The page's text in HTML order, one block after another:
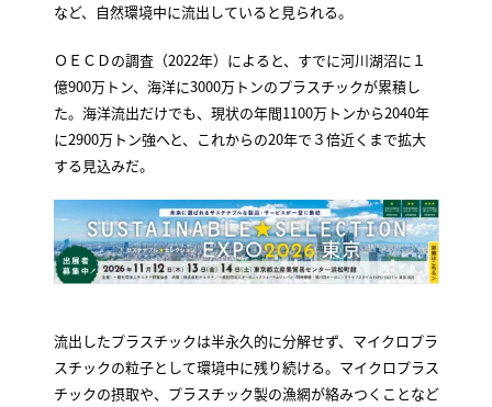
など、自然環境中に流出していると見られる。
ＯＥＣＤの調査（2022年）によると、すでに河川湖沼に１
億900万トン、海洋に3000万トンのプラスチックが累積し
た。海洋流出だけでも、現状の年間1100万トンから2040年
に2900万トン強へと、これからの20年で３倍近くまで拡大
する見込みだ。
流出したプラスチックは半永久的に分解せず、マイクロプラ
スチックの粒子として環境中に残り続ける。マイクロプラス
チックの摂取や、プラスチック製の漁網が絡みつくことなど